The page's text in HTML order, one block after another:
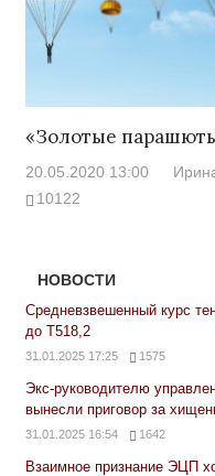
«Золотые
20.05.2020 13:00
10122
НОВОСТИ
Средневзвешенный курс
до Т518,2
31.01.2025 17:25 1575
Экс-руководителю
вынесли приговор за
31.01.2025 16:54 1642
Взаимное признание ЭЦП